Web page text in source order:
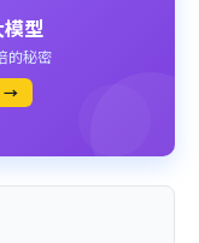
型
的秘密
→